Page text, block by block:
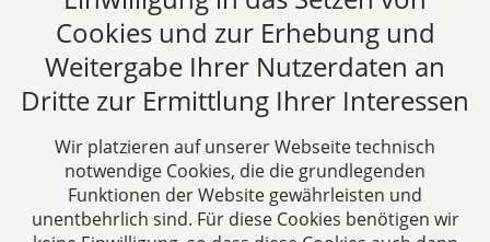
E-Mail:
kanzlei@dhk-law.com
Über uns
DH&K ist Ihre erfahrene Wirtschaftskanzlei aus
Aachen. Wir denken unternehmerisch und
verstehen uns als Full-Service-Dienstleister. Rechts-
und Steuerberatung auf höchstem Niveau in einer
persönlichen Beratungs- und Arbeitsatmosphäre
Cookies und zur Erhebung und
Weitergabe Ihrer Nutzerdaten an
Dritte zur Ermittlung Ihrer Interessen
Wir platzieren auf unserer Webseite technisch
notwendige Cookies, die die grundlegenden
Funktionen der Website gewährleisten und
unentbehrlich sind. Für diese Cookies benötigen wir